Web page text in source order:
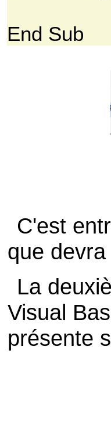
End Sub
C'est
que
La
Visual
présente